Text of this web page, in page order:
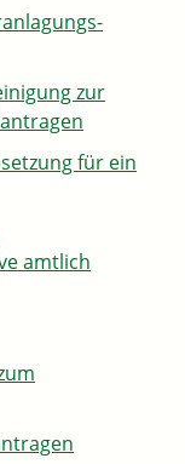
zur
für ein
amtlich